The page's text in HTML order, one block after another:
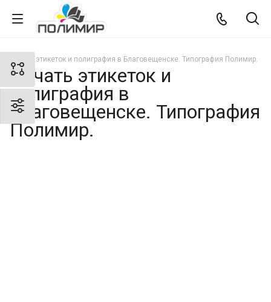
Печать этикеток и полиграфия в Благовещенске. Типография Полимир.
Печать этикеток и
полиграфия в
Благовещенске. Типография
Полимир.